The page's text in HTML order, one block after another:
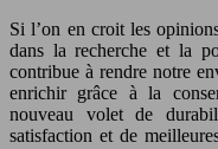
Si l’on en croit les
dans la recherche et la
contribue à rendre notre
enrichir grâce à la
nouveau volet de
satisfaction et de